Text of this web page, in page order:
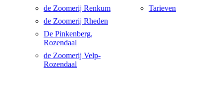
de Zoomerij Renkum
de Zoomerij Rheden
De Pinkenberg,
Rozendaal
de Zoomerij Velp-
Rozendaal
Tarieven